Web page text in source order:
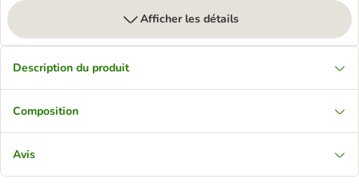
Afficher les détails
Description du produit
Composition
Avis